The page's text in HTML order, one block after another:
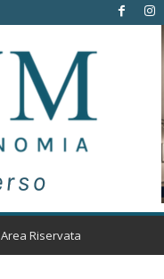
Area Riservata